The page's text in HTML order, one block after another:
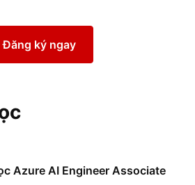
Đăng ký ngay
Azure AI Engineer Associate